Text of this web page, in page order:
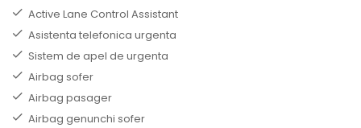
Active Lane Control Assistant
Asistenta telefonica urgenta
Sistem de apel de urgenta
Airbag sofer
Airbag pasager
Airbag genunchi sofer